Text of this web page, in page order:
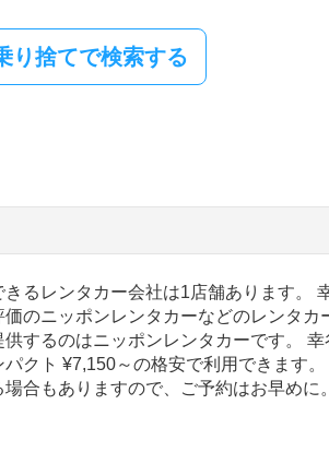
り捨てで検索する
るレンタカー会社は1店舗あります。
のニッポンレンタカーなどのレンタカ
するのはニッポンレンタカーです。
クト ¥7,150～の格安で利用できます
合もありますので、ご予約はお早めに。